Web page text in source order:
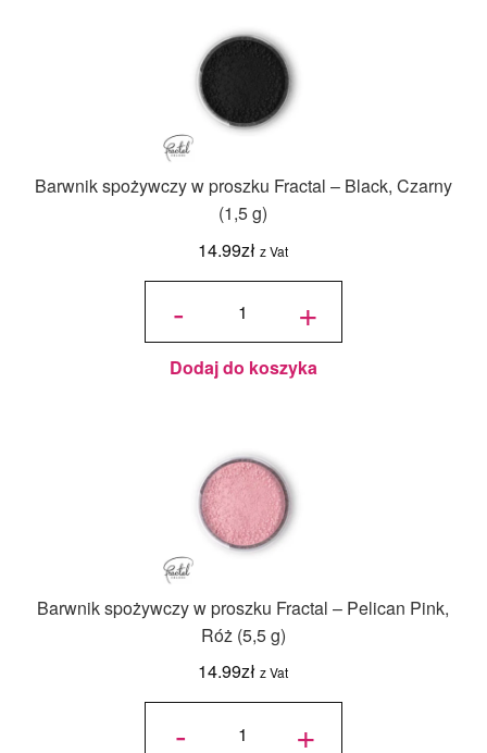
Barwnik spożywczy w proszku Fractal – Black, Czarny
(1,5 g)
14.99zł z Vat
-
ilość
w proszku
Fractal -
Czarny
(1,5 g)
+
Dodaj do koszyka
Barwnik spożywczy w proszku Fractal – Pelican Pink,
Róż (5,5 g)
14.99zł z Vat
-
ilość
w proszku
Fractal - +